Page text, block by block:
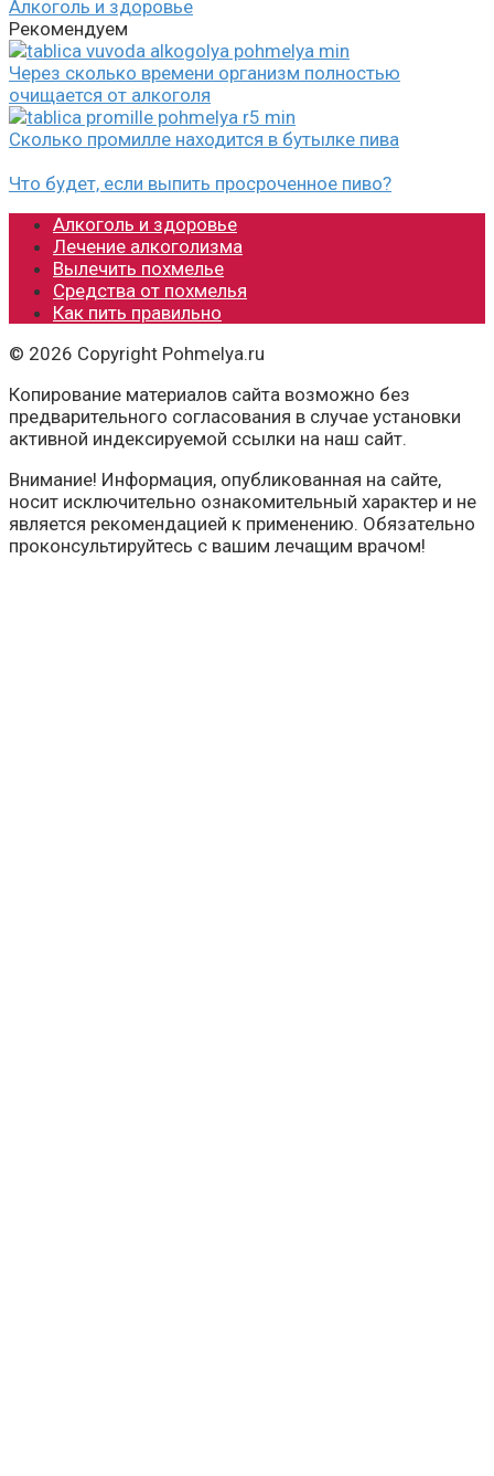
Алкоголь и здоровье
Рекомендуем
Через сколько времени организм полностью
очищается от алкоголя
Сколько промилле находится в бутылке пива
Что будет, если выпить просроченное пиво?
Алкоголь и здоровье
Лечение алкоголизма
Вылечить похмелье
Средства от похмелья
Как пить правильно
© 2026 Copyright Pohmelya.ru
Копирование материалов сайта возможно без
предварительного согласования в случае установки
активной индексируемой ссылки на наш сайт.
Внимание! Информация, опубликованная на сайте,
носит исключительно ознакомительный характер и не
является рекомендацией к применению. Обязательно
проконсультируйтесь с вашим лечащим врачом!